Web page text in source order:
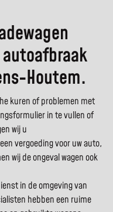
Houtem.
kuren of problemen met
in te vullen of
wij u
vergoeding voor uw auto,
wij de ongeval wagen ook
in de omgeving van
hebben een ruime